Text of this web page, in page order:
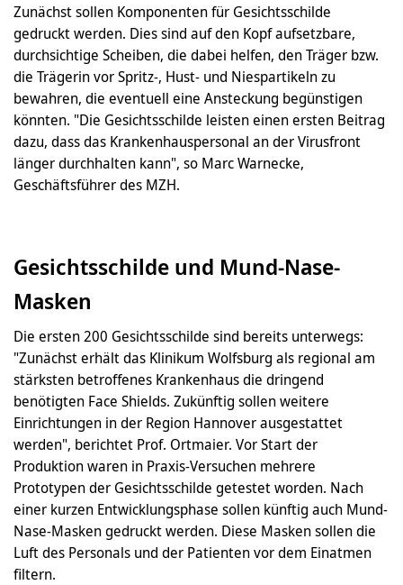
Zunächst sollen Komponenten für Gesichtsschilde
gedruckt werden. Dies sind auf den Kopf aufsetzbare,
durchsichtige Scheiben, die dabei helfen, den Träger bzw.
die Trägerin vor Spritz-, Hust- und Niespartikeln zu
bewahren, die eventuell eine Ansteckung begünstigen
könnten. "Die Gesichtsschilde leisten einen ersten Beitrag
dazu, dass das Krankenhauspersonal an der Virusfront
länger durchhalten kann", so Marc Warnecke,
Geschäftsführer des MZH.
Gesichtsschilde und Mund-Nase-
Masken
Die ersten 200 Gesichtsschilde sind bereits unterwegs:
"Zunächst erhält das Klinikum Wolfsburg als regional am
stärksten betroffenes Krankenhaus die dringend
benötigten Face Shields. Zukünftig sollen weitere
Einrichtungen in der Region Hannover ausgestattet
werden", berichtet Prof. Ortmaier. Vor Start der
Produktion waren in Praxis-Versuchen mehrere
Prototypen der Gesichtsschilde getestet worden. Nach
einer kurzen Entwicklungsphase sollen künftig auch Mund-
Nase-Masken gedruckt werden. Diese Masken sollen die
Luft des Personals und der Patienten vor dem Einatmen
filtern.